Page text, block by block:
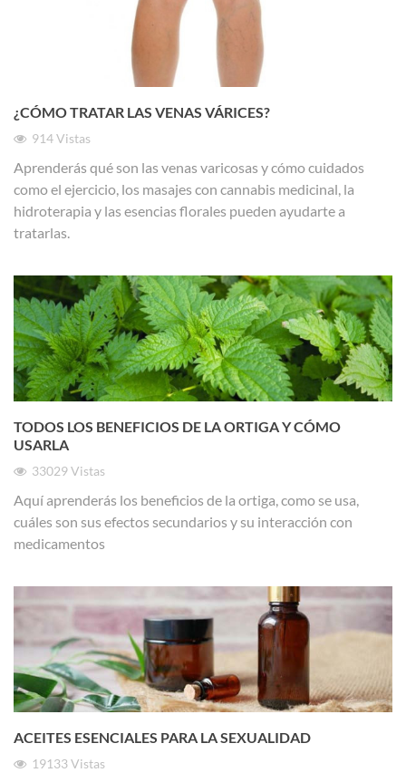
¿CÓMO TRATAR LAS VENAS VÁRICES?
914Vistas
Aprenderás qué son las venas varicosas y cómo cuidados
como el ejercicio, los masajes con cannabis medicinal, la
hidroterapia y las esencias florales pueden ayudarte a
tratarlas.
TODOS LOS BENEFICIOS DE LA ORTIGA Y CÓMO
USARLA
33029Vistas
Aquí aprenderás los beneficios de la ortiga, como se usa,
cuáles son sus efectos secundarios y su interacción con
medicamentos
ACEITES ESENCIALES PARA LA SEXUALIDAD
19133Vistas